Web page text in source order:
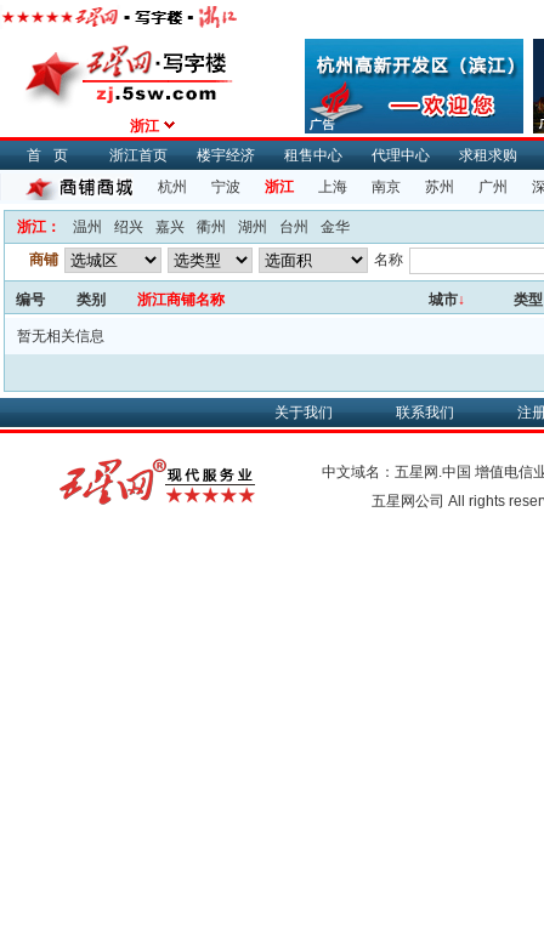
浙江
首页
浙江首页 楼宇经济 租售中心 代理中心
求租求购
杭州
宁波 浙江 上海 南京 苏州 广州
浙江： 温州 绍兴 嘉兴 衢州 湖州 台州
金华
商铺
名称
编号 类别 浙江商铺名称 城市↓ 类型
暂无相关信息
关于我们 联系我们 注
中文域名：五星网.中国 增值电信
五星网公司 All rights